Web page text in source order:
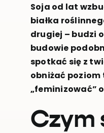
Soja od lat
białka
drugiej – budzi
budowie
spotkać się z
obniżać poziom
„feminizować”
Czym